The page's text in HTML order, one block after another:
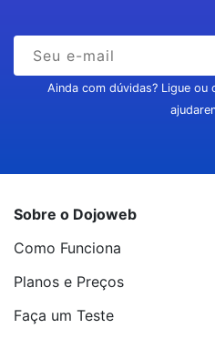
Ainda com dúvidas? Ligue
Sobre o Dojoweb
Como Funciona
Planos e Preços
Faça um Teste